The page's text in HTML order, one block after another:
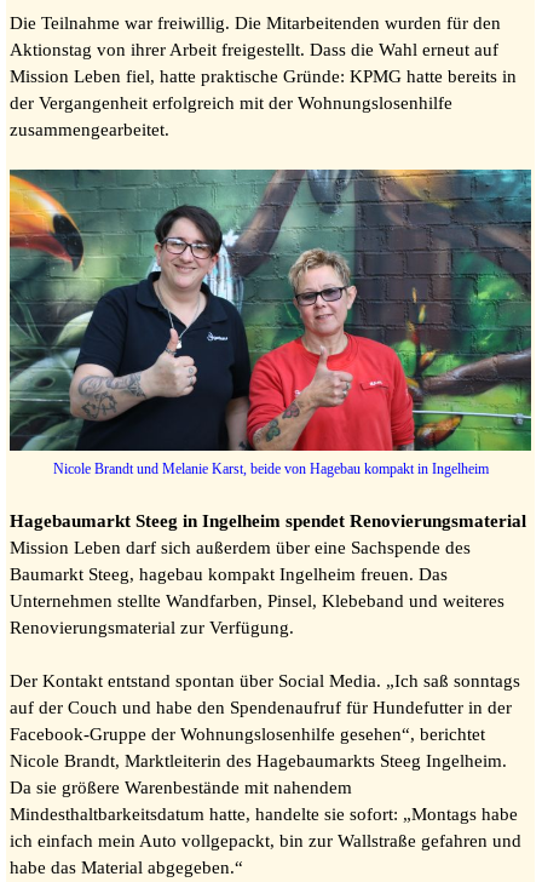
Die Teilnahme war freiwillig. Die Mitarbeitenden wurden für den
Aktionstag von ihrer Arbeit freigestellt. Dass die Wahl erneut auf
Mission Leben fiel, hatte praktische Gründe: KPMG hatte bereits in
der Vergangenheit erfolgreich mit der Wohnungslosenhilfe
zusammengearbeitet.
Nicole Brandt und Melanie Karst, beide von Hagebau kompakt in Ingelheim
Hagebaumarkt Steeg in Ingelheim spendet Renovierungsmaterial
Mission Leben darf sich außerdem über eine Sachspende des
Baumarkt Steeg, hagebau kompakt Ingelheim freuen. Das
Unternehmen stellte Wandfarben, Pinsel, Klebeband und weiteres
Renovierungsmaterial zur Verfügung.
Der Kontakt entstand spontan über Social Media. „Ich saß sonntags
auf der Couch und habe den Spendenaufruf für Hundefutter in der
Facebook-Gruppe der Wohnungslosenhilfe gesehen“, berichtet
Nicole Brandt, Marktleiterin des Hagebaumarkts Steeg Ingelheim.
Da sie größere Warenbestände mit nahendem
Mindesthaltbarkeitsdatum hatte, handelte sie sofort: „Montags habe
ich einfach mein Auto vollgepackt, bin zur Wallstraße gefahren und
habe das Material abgegeben.“